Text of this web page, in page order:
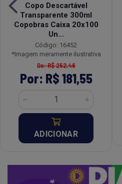
Copo Descartável
Transparente 300ml
Copobras Caixa 20x100
Un...
Código: 16452
*Imagem meramente ilustrativa
De: R$ 252,46
Por: R$ 181,55
ADICIONAR